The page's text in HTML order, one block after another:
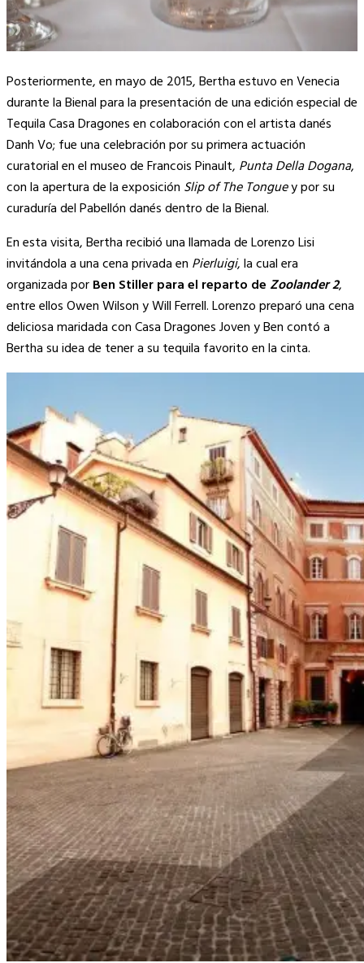
Posteriormente, en mayo de 2015, Bertha estuvo en Venecia
durante la Bienal para la presentación de una edición especial de
Tequila Casa Dragones en colaboración con el artista danés
Danh Vo; fue una celebración por su primera actuación
curatorial en el museo de Francois Pinault, Punta Della Dogana,
con la apertura de la exposición Slip of The Tonguey por su
curaduría del Pabellón danés dentro de la Bienal.
En esta visita, Bertha recibió una llamada de Lorenzo Lisi
invitándola a una cena privada en Pierluigi, la cual era
organizada porBen Stiller para el reparto de Zoolander 2,
entre ellos Owen Wilson y Will Ferrell. Lorenzo preparó una cena
deliciosa maridada con Casa Dragones Joven y Ben contó a
Bertha su idea de tener a su tequila favorito en la cinta.